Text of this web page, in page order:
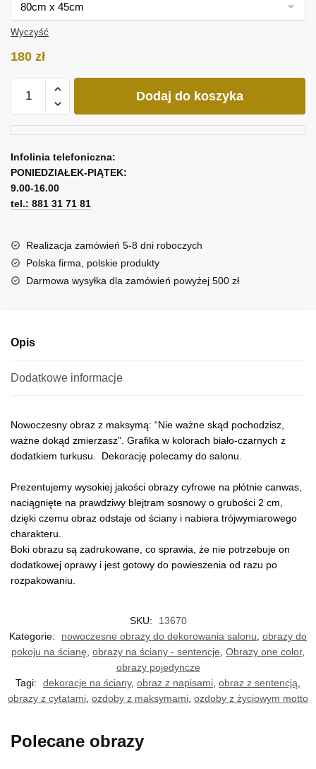
Wyczyść
180 zł
Obraz
Dodaj do koszyka
Infolinia telefoniczna:
PONIEDZIAŁEK-PIĄTEK:
9.00-16.00
tel.: 881 31 71 81
Realizacja zamówień 5-8 dni roboczych
Polska firma, polskie produkty
Darmowa wysyłka dla zamówień powyżej 500 zł
Opis
Dodatkowe informacje
Nowoczesny obraz z maksymą: “Nie ważne skąd pochodzisz,
ważne dokąd zmierzasz”. Grafika w kolorach biało-czarnych z
dodatkiem turkusu. Dekorację polecamy do salonu.
Prezentujemy wysokiej jakości obrazy cyfrowe na płótnie canwas,
naciągnięte na prawdziwy blejtram sosnowy o grubości 2 cm,
dzięki czemu obraz odstaje od ściany i nabiera trójwymiarowego
charakteru.
Boki obrazu są zadrukowane, co sprawia, że nie potrzebuje on
dodatkowej oprawy i jest gotowy do powieszenia od razu po
rozpakowaniu.
SKU:
13670
Kategorie:
nowoczesne obrazy do dekorowania salonu obrazy do
pokoju na ścianę obrazy na ściany - sentencje Obrazy one color,
obrazy pojedyncze
Tagi:
dekoracje na ściany, obraz z napisami obraz z sentencją
obrazy z cytatami ozdoby z maksymami ozdoby z życiowym motto
Polecane obrazy